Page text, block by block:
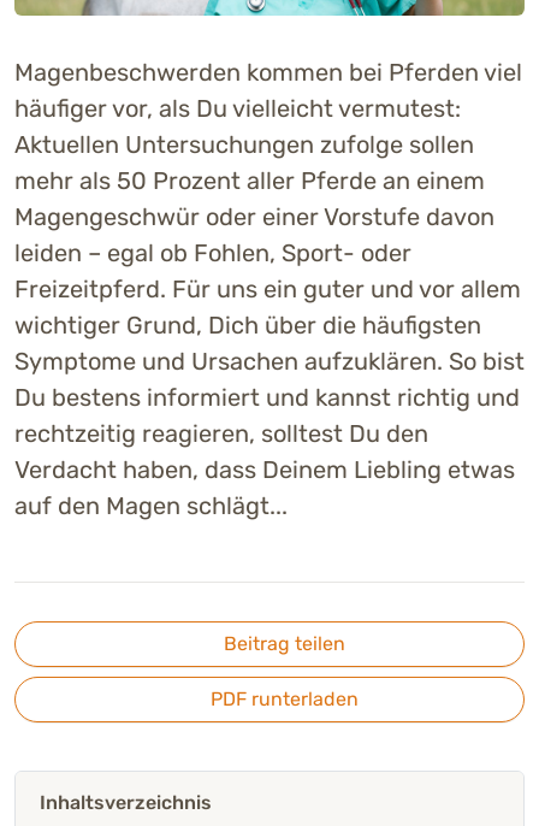
Magenbeschwerden kommen bei Pferden viel
häufiger vor, als Du vielleicht vermutest:
Aktuellen Untersuchungen zufolge sollen
mehr als 50 Prozent aller Pferde an einem
Magengeschwür oder einer Vorstufe davon
leiden – egal ob Fohlen, Sport- oder
Freizeitpferd. Für uns ein guter und vor allem
wichtiger Grund, Dich über die häufigsten
Symptome und Ursachen aufzuklären. So bist
Du bestens informiert und kannst richtig und
rechtzeitig reagieren, solltest Du den
Verdacht haben, dass Deinem Liebling etwas
auf den Magen schlägt...
Beitrag teilen
PDF runterladen
Inhaltsverzeichnis